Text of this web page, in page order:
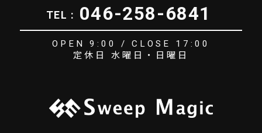
TEL : 046-258-6841
OPEN 9:00 / CLOSE 17:00
定休日 水曜日・日曜日